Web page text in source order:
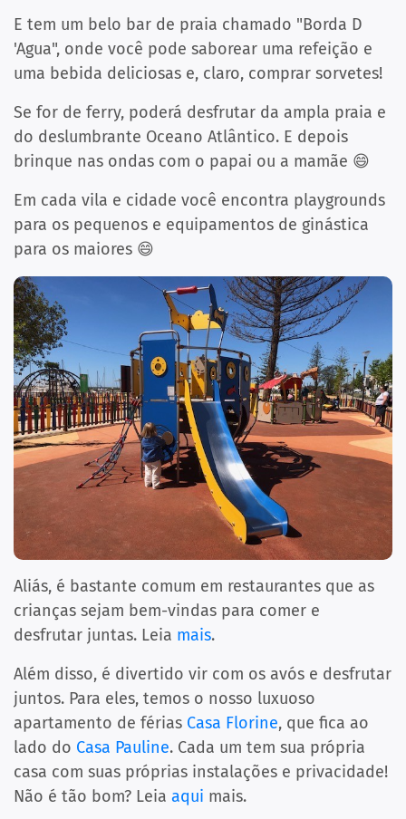
E tem um belo bar de praia chamado "Borda D
'Agua", onde você pode saborear uma refeição e
uma bebida deliciosas e, claro, comprar sorvetes!
Se for de ferry, poderá desfrutar da ampla praia e
do deslumbrante Oceano Atlântico. E depois
brinque nas ondas com o papai ou a mamãe 😄
Em cada vila e cidade você encontra playgrounds
para os pequenos e equipamentos de ginástica
para os maiores 😄
Aliás, é bastante comum em restaurantes que as
crianças sejam bem-vindas para comer e
desfrutar juntas. Leia mais.
Além disso, é divertido vir com os avós e desfrutar
juntos. Para eles, temos o nosso luxuoso
apartamento de férias Casa Florine, que fica ao
lado do Casa Pauline. Cada um tem sua própria
casa com suas próprias instalações e privacidade!
Não é tão bom? Leia aqui mais.